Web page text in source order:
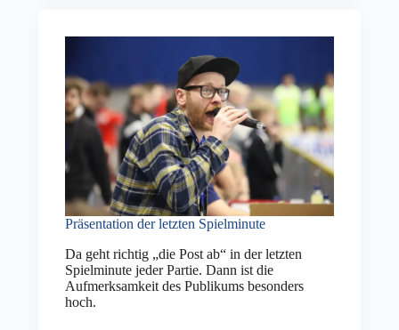
Präsentation der letzten Spielminute
Da geht richtig „die Post ab“ in der letzten
Spielminute jeder Partie. Dann ist die
Aufmerksamkeit des Publikums besonders
hoch.